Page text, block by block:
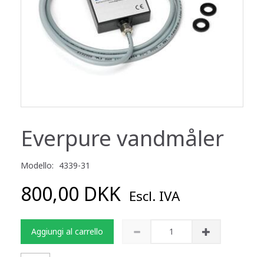
Everpure vandmåler
Modello: 4339-31
800,00 DKK Escl. IVA
Aggiungi al carrello